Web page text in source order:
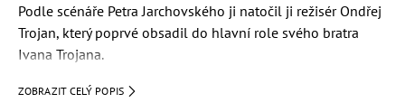
Podle scénáře Petra Jarchovského ji natočil ji režisér Ondřej
Trojan, který poprvé obsadil do hlavní role svého bratra
Ivana Trojana.
Premiéra:11. června 2020
ZOBRAZIT CELÝ POPIS